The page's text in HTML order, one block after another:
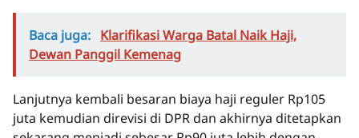
Baca juga: Klarifikasi Warga Batal Naik Haji,
Dewan Panggil Kemenag
Lanjutnya kembali besaran biaya haji reguler Rp105
juta kemudian direvisi di DPR dan akhirnya ditetapkan